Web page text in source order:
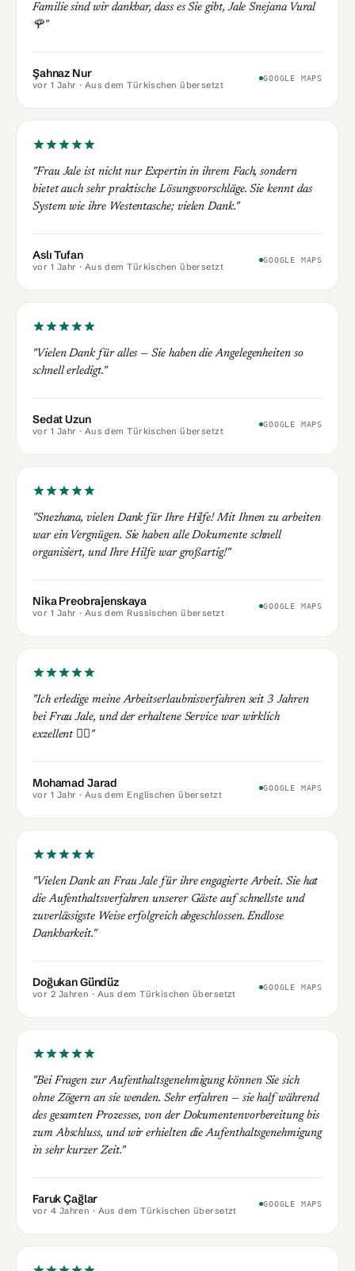
Familie sind wir dankbar, dass es Sie gibt, Jale Snejana Vural
🌹"
Şahnaz Nur
vor 1 Jahr · Aus dem Türkischen übersetzt
GOOGLE MAPS
"Frau Jale ist nicht nur Expertin in ihrem Fach, sondern
bietet auch sehr praktische Lösungsvorschläge. Sie kennt das
System wie ihre Westentasche; vielen Dank."
Aslı Tufan
vor 1 Jahr · Aus dem Türkischen übersetzt
GOOGLE MAPS
"Vielen Dank für alles — Sie haben die Angelegenheiten so
schnell erledigt."
Sedat Uzun
vor 1 Jahr · Aus dem Türkischen übersetzt
GOOGLE MAPS
"Snezhana, vielen Dank für Ihre Hilfe! Mit Ihnen zu arbeiten
war ein Vergnügen. Sie haben alle Dokumente schnell
organisiert, und Ihre Hilfe war großartig!"
Nika Preobrajenskaya
vor 1 Jahr · Aus dem Russischen übersetzt
GOOGLE MAPS
"Ich erledige meine Arbeitserlaubnisverfahren seit 3 Jahren
bei Frau Jale, und der erhaltene Service war wirklich
exzellent 👍🏻"
Mohamad Jarad
vor 1 Jahr · Aus dem Englischen übersetzt
GOOGLE MAPS
"Vielen Dank an Frau Jale für ihre engagierte Arbeit. Sie hat
die Aufenthaltsverfahren unserer Gäste auf schnellste und
zuverlässigste Weise erfolgreich abgeschlossen. Endlose
Dankbarkeit."
Doğukan Gündüz
vor 2 Jahren · Aus dem Türkischen übersetzt
GOOGLE MAPS
"Bei Fragen zur Aufenthaltsgenehmigung können Sie sich
ohne Zögern an sie wenden. Sehr erfahren — sie half während
des gesamten Prozesses, von der Dokumentenvorbereitung bis
zum Abschluss, und wir erhielten die Aufenthaltsgenehmigung
in sehr kurzer Zeit."
Faruk Çağlar
vor 4 Jahren · Aus dem Türkischen übersetzt
GOOGLE MAPS